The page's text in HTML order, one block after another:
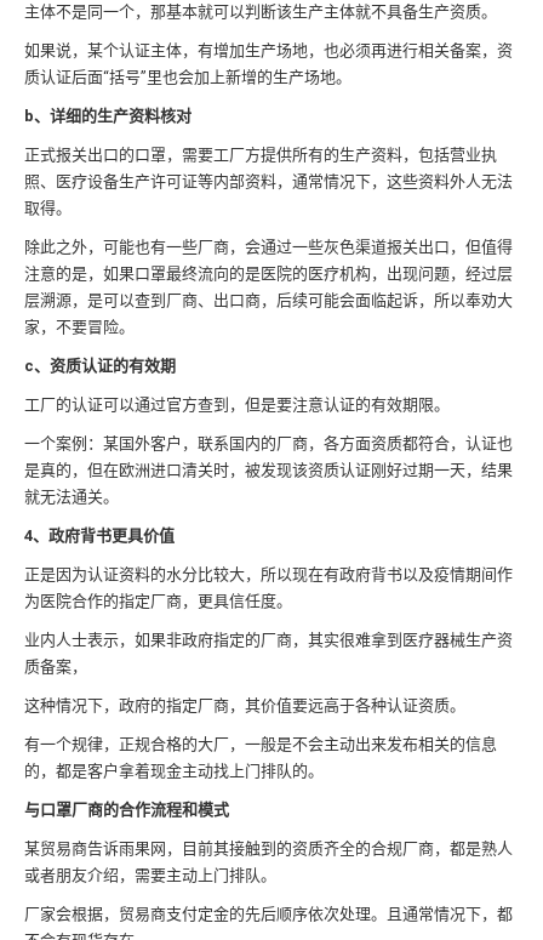
主体不是同一个，那基本就可以判断该生产主体就不具备生产资质。
如果说，某个认证主体，有增加生产场地，也必须再进行相关备案，资
质认证后面“括号”里也会加上新增的生产场地。
b、详细的生产资料核对
正式报关出口的口罩，需要工厂方提供所有的生产资料，包括营业执
照、医疗设备生产许可证等内部资料，通常情况下，这些资料外人无法
取得。
除此之外，可能也有一些厂商，会通过一些灰色渠道报关出口，但值得
注意的是，如果口罩最终流向的是医院的医疗机构，出现问题，经过层
层溯源，是可以查到厂商、出口商，后续可能会面临起诉，所以奉劝大
家，不要冒险。
c、资质认证的有效期
工厂的认证可以通过官方查到，但是要注意认证的有效期限。
一个案例：某国外客户，联系国内的厂商，各方面资质都符合，认证也
是真的，但在欧洲进口清关时，被发现该资质认证刚好过期一天，结果
就无法通关。
4、政府背书更具价值
正是因为认证资料的水分比较大，所以现在有政府背书以及疫情期间作
为医院合作的指定厂商，更具信任度。
业内人士表示，如果非政府指定的厂商，其实很难拿到医疗器械生产资
质备案，
这种情况下，政府的指定厂商，其价值要远高于各种认证资质。
有一个规律，正规合格的大厂，一般是不会主动出来发布相关的信息
的，都是客户拿着现金主动找上门排队的。
与口罩厂商的合作流程和模式
某贸易商告诉雨果网，目前其接触到的资质齐全的合规厂商，都是熟人
或者朋友介绍，需要主动上门排队。
厂家会根据，贸易商支付定金的先后顺序依次处理。且通常情况下，都